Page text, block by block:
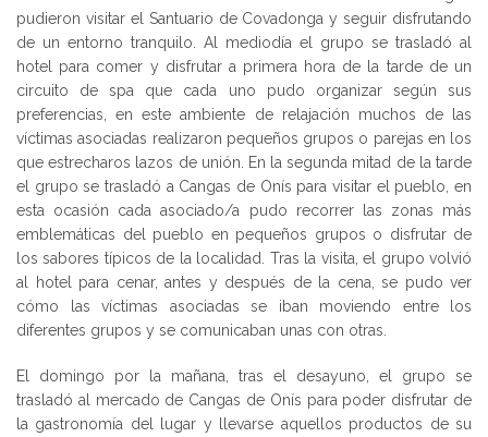
pudieron visitar el Santuario de Covadonga y seguir disfrutando
de un entorno tranquilo. Al mediodía el grupo se trasladó al
hotel para comer y disfrutar a primera hora de la tarde de un
circuito de spa que cada uno pudo organizar según sus
preferencias, en este ambiente de relajación muchos de las
víctimas asociadas realizaron pequeños grupos o parejas en los
que estrecharos lazos de unión. En la segunda mitad de la tarde
el grupo se trasladó a Cangas de Onís para visitar el pueblo, en
esta ocasión cada asociado/a pudo recorrer las zonas más
emblemáticas del pueblo en pequeños grupos o disfrutar de
los sabores típicos de la localidad. Tras la visita, el grupo volvió
al hotel para cenar, antes y después de la cena, se pudo ver
cómo las víctimas asociadas se iban moviendo entre los
diferentes grupos y se comunicaban unas con otras.
El domingo por la mañana, tras el desayuno, el grupo se
trasladó al mercado de Cangas de Onís para poder disfrutar de
la gastronomía del lugar y llevarse aquellos productos de su